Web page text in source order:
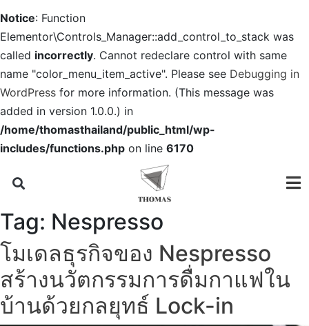
Notice: Function
Elementor\Controls_Manager::add_control_to_stack was
called incorrectly. Cannot redeclare control with same
name "color_menu_item_active". Please see Debugging in
WordPress for more information. (This message was
added in version 1.0.0.) in
/home/thomasthailand/public_html/wp-
includes/functions.php on line 6170
Tag: Nespresso
โมเดลธุรกิจของ Nespresso
สร้างนวัตกรรมการดื่มกาแฟใน
บ้านด้วยกลยุทธ์ Lock-in